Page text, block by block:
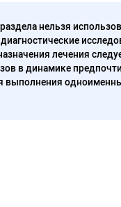
нельзя
лечения
в динамике
выполнения